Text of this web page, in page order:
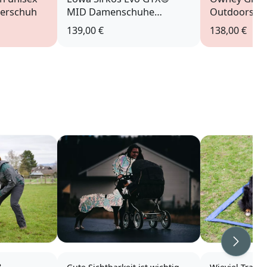
MID Damenschuhe
jeans/grau
139,00 €
138,00 €
Weiter